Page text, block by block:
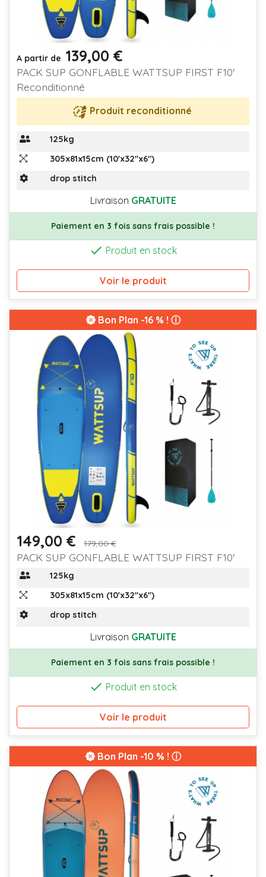
Prix
A partir de 139,00 €
PACK SUP GONFLABLE WATTSUP FIRST F10'
Reconditionné
Produit reconditionné
125kg
305x81x15cm (10'x32''x6'')
drop stitch
Livraison GRATUITE
Paiement en 3 fois sans frais possible !
 Produit en stock
Voir le produit
Bon Plan -16 % ! ⓘ
Prix
149,00 € Prix de base
179,00 €
PACK SUP GONFLABLE WATTSUP FIRST F10'
125kg
305x81x15cm (10'x32''x6'')
drop stitch
Livraison GRATUITE
Paiement en 3 fois sans frais possible !
 Produit en stock
Voir le produit
Bon Plan -10 % ! ⓘ